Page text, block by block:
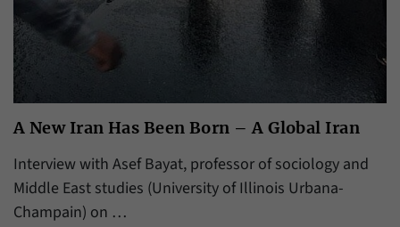
A New Iran Has Been Born – A Global Iran
Interview with Asef Bayat, professor of sociology and
Middle East studies (University of Illinois Urbana-
Champain) on …